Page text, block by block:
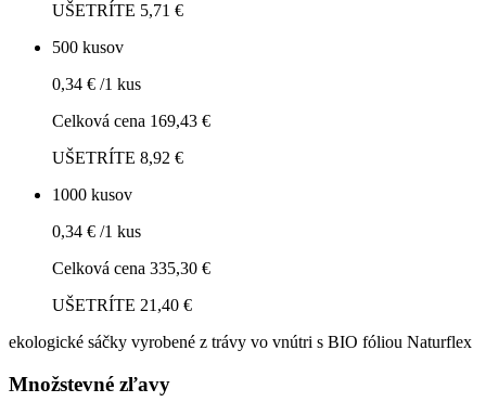
UŠETRÍTE 5,71 €
500 kusov
0,34 € /1 kus
Celková cena 169,43 €
UŠETRÍTE 8,92 €
1000 kusov
0,34 € /1 kus
Celková cena 335,30 €
UŠETRÍTE 21,40 €
ekologické sáčky vyrobené z trávy vo vnútri s BIO fóliou Naturflex
Množstevné zľavy